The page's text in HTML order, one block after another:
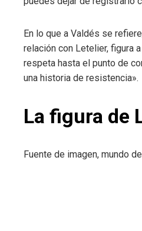
En lo que a Valdés se
relación con Letelier, figura
respeta hasta el punto de
una historia de resistencia».
La figura de
Fuente de imagen, mundo